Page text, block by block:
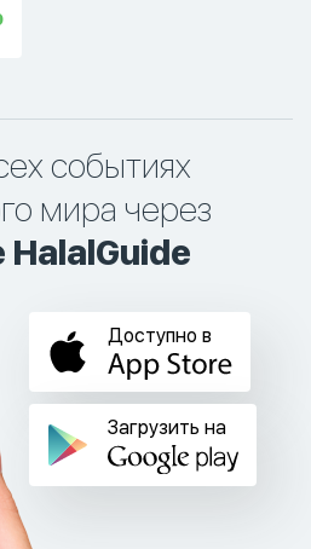
событиях
мира через
Доступно в
Загрузить на